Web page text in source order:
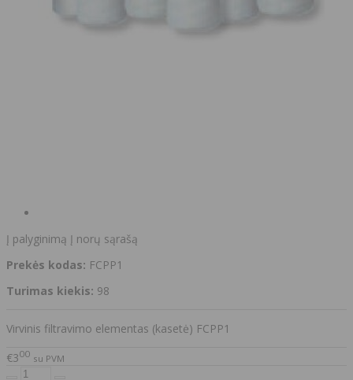
Į palyginimą Į norų sąrašą
Prekės kodas: FCPP1
Turimas kiekis: 98
Virvinis filtravimo elementas (kasetė) FCPP1
€300 su PVM